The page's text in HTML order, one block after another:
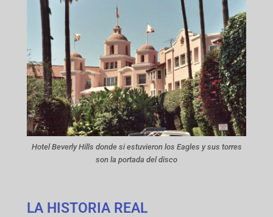
Hotel Beverly Hills donde si estuvieron los Eagles y sus torres
son la portada del disco
LA HISTORIA REAL